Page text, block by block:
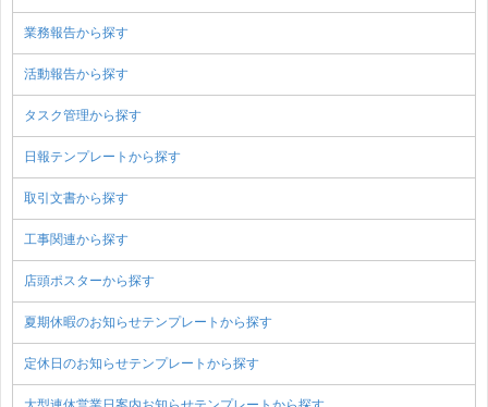
業務報告から探す
活動報告から探す
タスク管理から探す
日報テンプレートから探す
取引文書から探す
工事関連から探す
店頭ポスターから探す
夏期休暇のお知らせテンプレートから探す
定休日のお知らせテンプレートから探す